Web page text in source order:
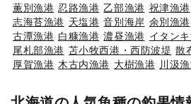
薫別漁港 忍路漁港 乙部漁港 祝津漁港
志海苔漁港 天塩港 音別海岸 余別漁港
古潭漁港 白糠漁港 濃昼漁港 イタン
尾札部漁港 苫小牧西港・西防波堤 散
厚賀漁港 木古内漁港 大樹漁港 川汲